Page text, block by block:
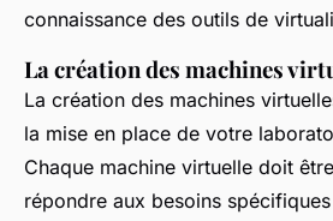
connaissance des outils de
La création des machines
La création des machines
la mise en place de votre
Chaque machine virtuelle doit
répondre aux besoins